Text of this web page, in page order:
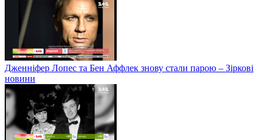
Дженніфер Лопес та Бен Аффлек знову стали парою – Зіркові
новини